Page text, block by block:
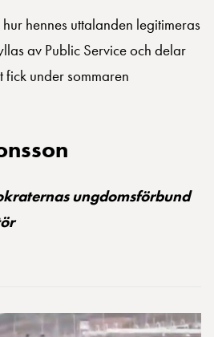
hennes uttalanden legitimeras
av Public Service och delar
fick under sommaren
ungdomsförbund